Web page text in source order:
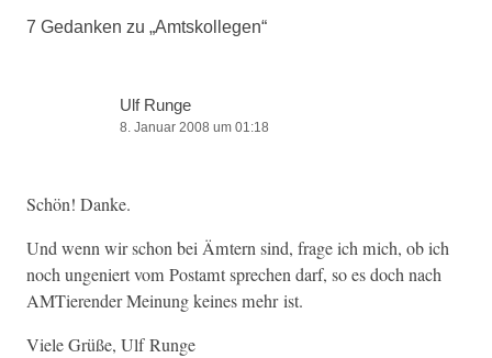
7 Gedanken zu „Amtskollegen“
Ulf Runge
8. Januar 2008 um 01:18
Schön! Danke.
Und wenn wir schon bei Ämtern sind, frage ich mich, ob ich
noch unge­niert vom Post­amt sprechen darf, so es doch nach
AMTieren­der Mei­n­ung keines mehr ist.
Viele Grüße, Ulf Runge